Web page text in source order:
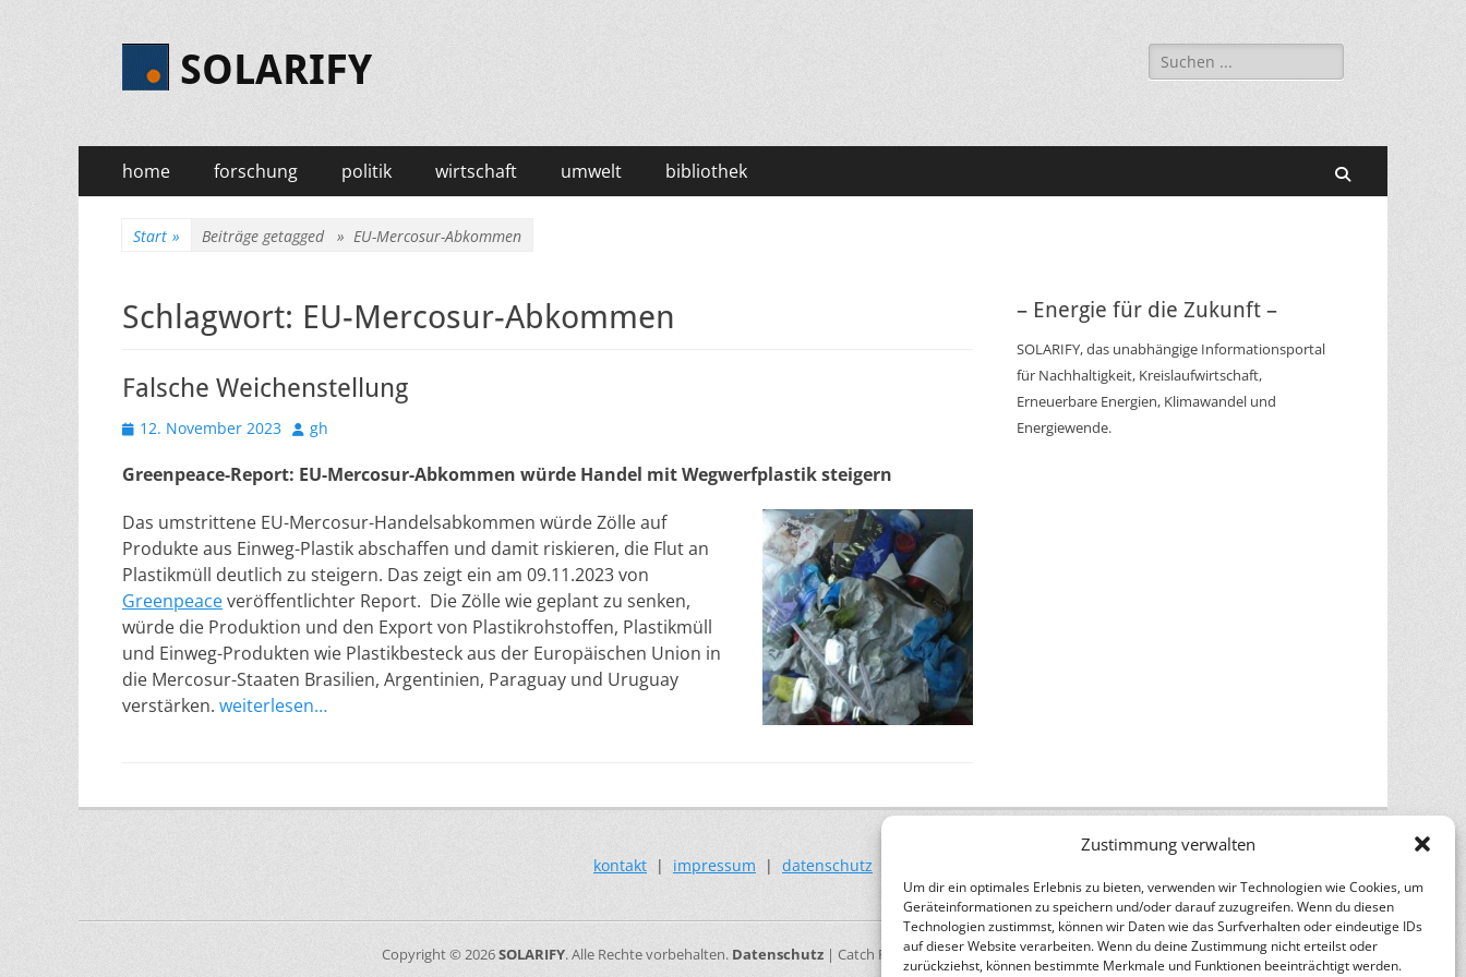
Zustimmung verwalten
Um dir ein optimales Erlebnis zu bieten, verwenden wir Technologien wie Cookies, um
Geräteinformationen zu speichern und/oder darauf zuzugreifen. Wenn du diesen
Technologien zustimmst, können wir Daten wie das Surfverhalten oder eindeutige IDs
auf dieser Website verarbeiten. Wenn du deine Zustimmung nicht erteilst oder
zurückziehst, können bestimmte Merkmale und Funktionen beeinträchtigt werden.
SOLARIFY
Suchen
nach:
Primäres
Menü
Zum
Inhalt
home forschung politik wirtschaft umwelt bibliothek
Start » Beiträge getagged » EU-Mercosur-Abkommen
Schlagwort: EU-Mercosur-Abkommen
Falsche Weichenstellung
Veröffentlicht
12. November 2023 Autor
gh
Greenpeace-Report: EU-Mercosur-Abkommen würde Handel mit Wegwerfplastik steigern
Das umstrittene EU-Mercosur-Handelsabkommen würde Zölle auf
Produkte aus Einweg-Plastik abschaffen und damit riskieren, die Flut an
Plastikmüll deutlich zu steigern. Das zeigt ein am 09.11.2023 von
Greenpeaceveröffentlichter Report. Die Zölle wie geplant zu senken,
würde die Produktion und den Export von Plastikrohstoffen, Plastikmüll
und Einweg-Produkten wie Plastikbesteck aus der Europäischen Union in
die Mercosur-Staaten Brasilien, Argentinien, Paraguay und Uruguay
verstärken. weiterlesen…
– Energie für die Zukunft –
SOLARIFY, das unabhängige Informationsportal
für Nachhaltigkeit, Kreislaufwirtschaft,
Erneuerbare Energien, Klimawandel und
Energiewende.
kontakt | impressum | datenschutz
Copyright © 2026SOLARIFY. Alle Rechte vorbehalten. Datenschutz| Catch Responsive vonCatch Themes